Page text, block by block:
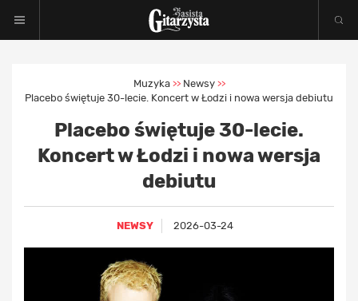
Muzyka >> Newsy >>
Placebo świętuje 30-lecie. Koncert w Łodzi i nowa wersja debiutu
Placebo świętuje 30-lecie.
Koncert w Łodzi i nowa wersja
debiutu
NEWSY 2026-03-24